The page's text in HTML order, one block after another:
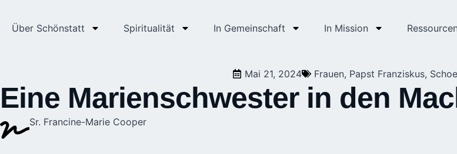
Über Schönstatt Spiritualität In Gemeinschaft In Mission Ressourcen
Mai 21, 2024 Frauen, Papst Franziskus,
Eine Marienschwester in den
Sr. Francine-Marie Cooper